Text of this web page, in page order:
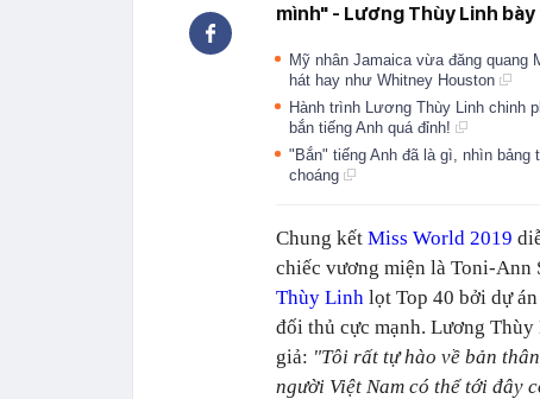
mình" - Lương Thùy Linh bày
Mỹ nhân Jamaica vừa đăng quang
hát hay như Whitney Houston
Hành trình Lương Thùy Linh chinh
bắn tiếng Anh quá đỉnh!
"Bắn" tiếng Anh đã là gì, nhìn
choáng
Chung kết Miss World 2019
chiếc vương miện là Toni-Ann
Thùy Linh lọt Top 40 bởi dự
đối thủ cực mạnh. Lương
giả: "Tôi rất tự hào về bản
người Việt Nam có thể tới đây